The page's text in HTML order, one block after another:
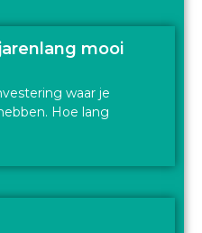
mooi
waar je
Hoe lang